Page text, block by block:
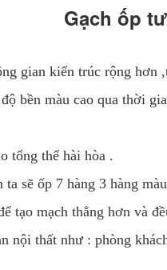
Gạch ốp
gian kiến trúc rộng
bền màu cao qua thời
tổng thể hài hòa .
ốp 7 hàng 3 hàng
mạch thẳng hơn và
thất như : phòng